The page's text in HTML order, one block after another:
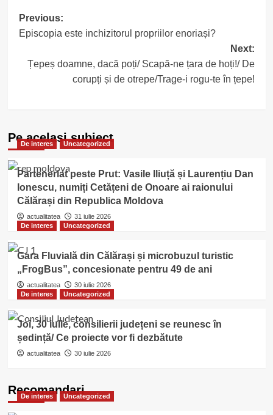
Post
navigation
Previous:
Episcopia este inchizitorul propriilor enoriași?
Next:
Țepeș doamne, dacă poți/ Scapă-ne țara de hoți!/ De
corupți și de otrepe/Trage-i rogu-te în țepe!
Pe acelasi subiect
De interes Uncategorized
Parteneriat peste Prut: Vasile Iliuță și Laurențiu Dan
Ionescu, numiți Cetățeni de Onoare ai raionului
Călărași din Republica Moldova
actualitatea
31 iulie 2026
De interes
Uncategorized
Gara Fluvială din Călărași și microbuzul turistic
„FrogBus”, concesionate pentru 49 de ani
actualitatea
30 iulie 2026
De interes
Uncategorized
Joi, 30 iulie, consilierii județeni se reunesc în
ședință/ Ce proiecte vor fi dezbătute
actualitatea 30 iulie 2026
Recomandari
De interes Uncategorized